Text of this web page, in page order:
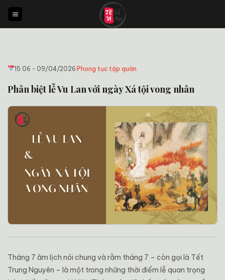
qua
nội
15:06 - 09/04/2026·Phong tục tập quán
Phân biệt lễ Vu Lan với ngày Xá tội vong nhân
Tháng 7 âm lịch nói chung và rằm tháng 7 – còn gọi là Tết
Trung Nguyên – là một trong những thời điểm lễ quan trọng